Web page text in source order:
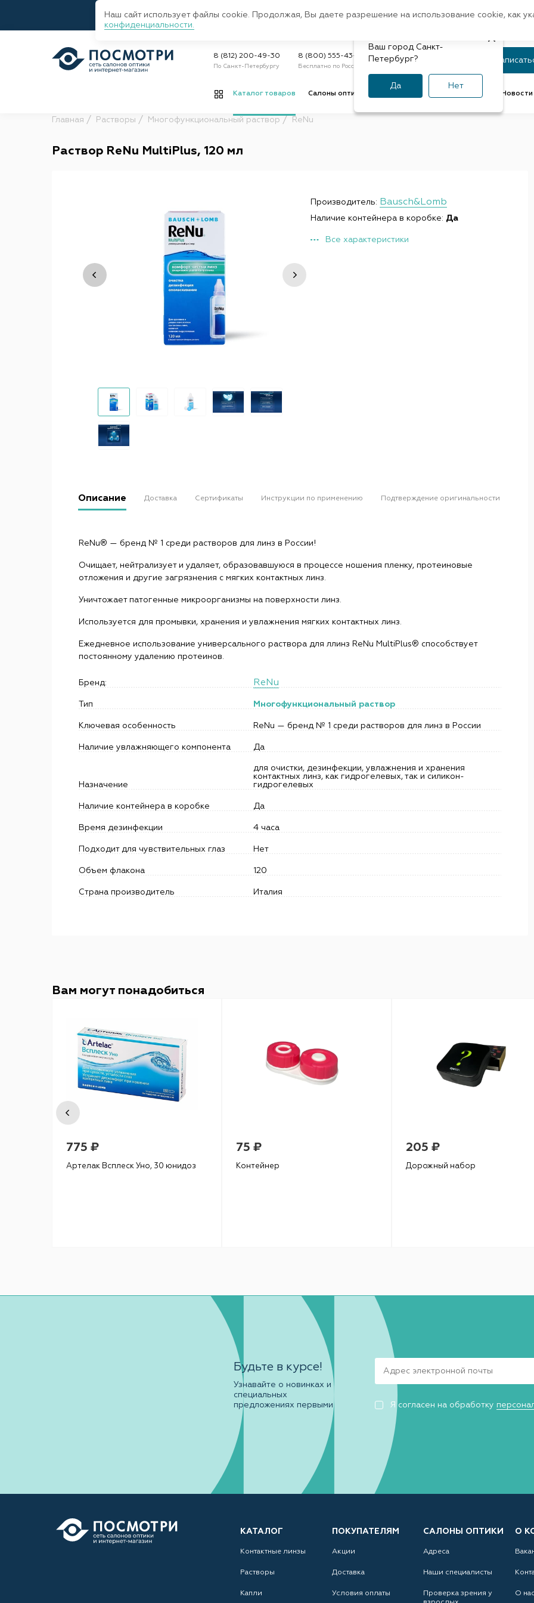
Регион:Санкт-Петербург Быстрая
8 (812) 200-49-30
По Санкт-Петербургу
8 (800) 555-43-47
Бесплатно по России
Статус заказа
Каталог товаров Салоны оптики Новости
Главная Растворы Многофункциональный раствор ReNu
Раствор ReNu MultiPlus, 120 мл
Производитель: Bausch&Lomb
Наличие контейнера в коробке: Да
Все характеристики
Описание Доставка Сертификаты Инструкции по применению Подтверждение оригинальности
ReNu® — бренд № 1 среди растворов для линз в России!
Очищает, нейтрализует и удаляет, образовавшуюся в процессе ношения пленку, протеиновые
отложения и другие загрязнения с мягких контактных линз.
Уничтожает патогенные микроорганизмы на поверхности линз.
Используется для промывки, хранения и увлажнения мягких контактных линз.
Ежедневное использование универсального раствора для ллинз ReNu MultiPlus® способствует
постоянному удалению протеинов.
Бренд: ReNu
Тип Многофункциональный раствор
Ключевая особенность ReNu — бренд № 1 среди растворов для линз в России
Наличие увлажняющего компонента Да
Назначение
для очистки, дезинфекции, увлажнения и хранения
контактных линз, как гидрогелевых, так и силикон-
гидрогелевых
Наличие контейнера в коробке Да
Время дезинфекции 4 часа
Подходит для чувствительных глаз Нет
Объем флакона 120
Страна производитель Италия
Вам могут понадобиться
775 ₽
Артелак Всплеск Уно, 30 юнидоз
75 ₽
Контейнер
205 ₽
Дорожный набор
Будьте в курсе!
Узнавайте о новинках и
специальных
предложениях первыми
Я согласен на обработку
КАТАЛОГ
Контактные линзы
Растворы
Капли
ПОКУПАТЕЛЯМ
Акции
Доставка
Условия оплаты
САЛОНЫ ОПТИКИ
Адреса
Наши специалисты
Проверка зрения у
О
О нас
Ваш город Санкт-
Петербург?
Да Нет
Наш сайт использует файлы cookie. Продолжая, Вы даете разрешение на использование cookie, как
конфиденциальности.